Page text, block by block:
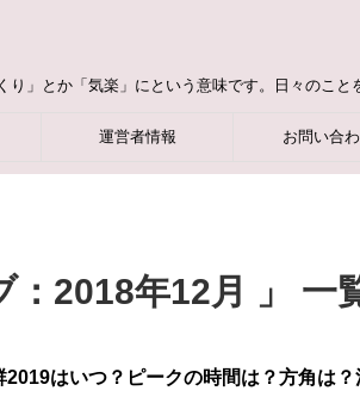
り」とか「気楽」にという意味です。日々のこと
運営者情報 お問い合
：2018年12月 」 一
2019はいつ？ピークの時間は？方角は？